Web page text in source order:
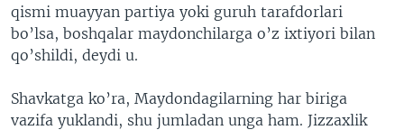
qismi muayyan partiya yoki guruh tarafdorlari
bo’lsa, boshqalar maydonchilarga o’z ixtiyori bilan
qo’shildi, deydi u.
Shavkatga ko’ra, Maydondagilarning har biriga
vazifa yuklandi, shu jumladan unga ham. Jizzaxlik